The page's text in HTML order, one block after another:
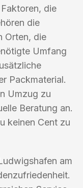
die
die
Orten, die
Umfang
Packmaterial.
Umzug zu
Beratung an.
keinen Cent zu
am